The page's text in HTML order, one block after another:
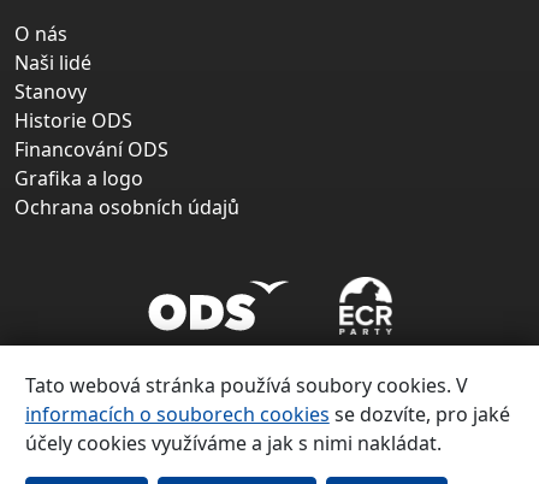
O nás
Naši lidé
Stanovy
Historie ODS
Financování ODS
Grafika a logo
Ochrana osobních údajů
Copyright ©
Tato webová stránka používá soubory cookies. V
informacích o souborech cookies se dozvíte, pro jaké
účely cookies využíváme a jak s nimi nakládat.